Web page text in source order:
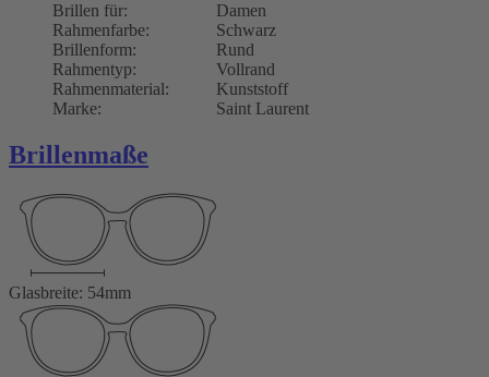
Brillen für:
Damen
Rahmenfarbe:
Schwarz
Brillenform:
Rund
Rahmentyp:
Vollrand
Rahmenmaterial:
Kunststoff
Marke:
Saint Laurent
Brillenmaße
Glasbreite: 54mm